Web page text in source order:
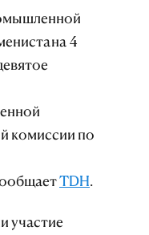
4
комиссии по
TDH.
участие